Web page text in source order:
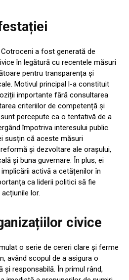
a fost generată de
în legătură cu recentele măsuri
pentru transparența și
Motivul principal l-a constituit
importante fără consultarea
criteriilor de competență și
percepute ca o tentativă de a
împotriva interesului public.
susțin că aceste măsuri
și dezvoltare ale orașului,
și buna guvernare. În plus, ei
activă a cetățenilor în
ca liderii politici să fie
lor.
civice
o serie de cereri clare și ferme
având scopul de a asigura o
și responsabilă. În primul rând,